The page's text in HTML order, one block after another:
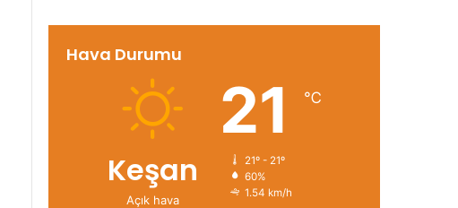
Hava Durumu
Keşan
Açık hava
21 ℃
21º - 21º
60%
1.54 km/h